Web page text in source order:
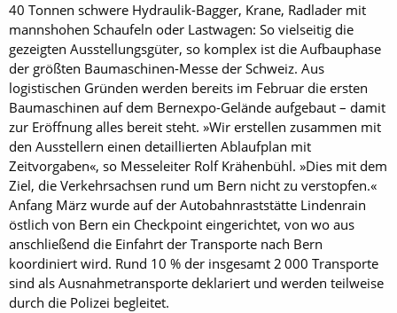
40 Tonnen schwere Hydraulik-Bagger, Krane, Radlader mit
manns­hohen Schaufeln oder Lastwagen: So vielseitig die
gezeigten Aus­stellungsgüter, so komplex ist die ­Aufbauphase
der größten Baumaschinen-Messe der Schweiz. Aus
logistischen Gründen werden bereits im Februar die ersten
Baumaschinen auf dem Bernexpo-Gelände aufgebaut – damit
zur Eröffnung alles bereit steht. »Wir erstellen zusammen mit
den Ausstellern einen detaillierten Ablaufplan mit
Zeitvorgaben«, so Messeleiter Rolf Krähenbühl. »Dies mit dem
Ziel, die Verkehrsachsen rund um Bern nicht zu verstopfen.«
Anfang März wurde auf der Autobahnraststätte Lindenrain
östlich von Bern ein Checkpoint eingerichtet, von wo aus
anschließend die Einfahrt der Transporte nach Bern
koordiniert wird. Rund 10 % der insgesamt 2 000 Transporte
sind als Ausnahmetransporte deklariert und werden teilweise
durch die Polizei begleitet.